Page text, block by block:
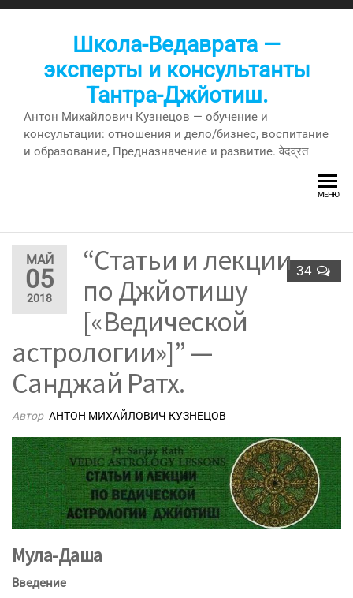
Перейти
Школа-Ведаврата —
эксперты и консультанты
Тантра-Джйотиш.
Антон Михайлович Кузнецов — обучение и
консультации: отношения и дело/бизнес, воспитание
и образование, Предназначение и развитие. वेदव्रत
МЕНЮ
МАЙ
05
2018
34
“Статьи и лекции
по Джйотишу
[«Ведической
астрологии»]” —
Санджай Ратх.
Автор АНТОН МИХАЙЛОВИЧ КУЗНЕЦОВ
Мула-Даша
Введение